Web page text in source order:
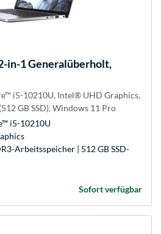
in-1 Generalüberholt,
i5-10210U, Intel® UHD Graphics,
GB SSD), Windows 11 Pro
i5-10210U
Arbeitsspeicher | 512 GB SSD-
Sofort verfügbar